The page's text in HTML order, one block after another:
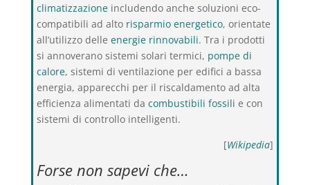
climatizzazioneincludendo anche soluzioni eco-
compatibili ad alto risparmio energetico, orientate
all’utilizzo delle energie rinnovabili. Tra i prodotti
si annoverano sistemi solari termici, pompe di
calore, sistemi di ventilazione per edifici a bassa
energia, apparecchi per il riscaldamento ad alta
efficienza alimentati da combustibili fossili e con
sistemi di controllo intelligenti.
[Wikipedia]
Forse non sapevi che…